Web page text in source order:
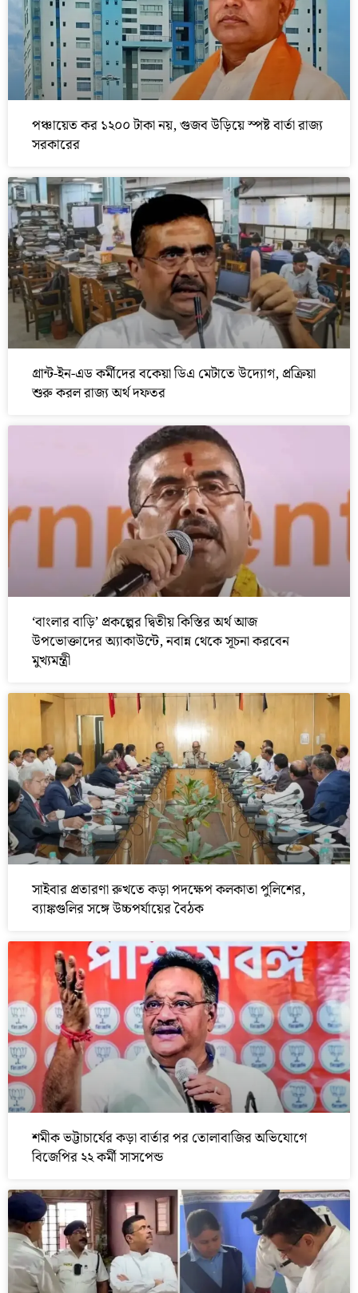
পঞ্চায়েত কর ১২০০ টাকা নয়, গুজব উড়িয়ে স্পষ্ট বার্তা রাজ্য
সরকারের
গ্রান্ট-ইন-এড কর্মীদের বকেয়া ডিএ মেটাতে উদ্যোগ, প্রক্রিয়া
শুরু করল রাজ্য অর্থ দফতর
‘বাংলার বাড়ি’ প্রকল্পের দ্বিতীয় কিস্তির অর্থ আজ
উপভোক্তাদের অ্যাকাউন্টে, নবান্ন থেকে সূচনা করবেন
মুখ্যমন্ত্রী
সাইবার প্রতারণা রুখতে কড়া পদক্ষেপ কলকাতা পুলিশের,
ব্যাঙ্কগুলির সঙ্গে উচ্চপর্যায়ের বৈঠক
শমীক ভট্টাচার্যের কড়া বার্তার পর তোলাবাজির অভিযোগে
বিজেপির ২২ কর্মী সাসপেন্ড